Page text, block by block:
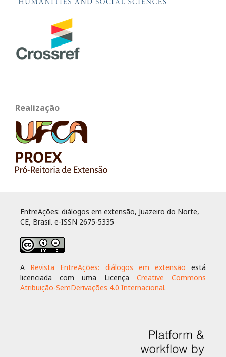
Realização
EntreAções: diálogos em extensão, Juazeiro do Norte,
CE, Brasil. e-ISSN 2675-5335
A Revista EntreAções: diálogos em extensão está
licenciada com uma Licença Creative Commons
Atribuição-SemDerivações 4.0 Internacional.